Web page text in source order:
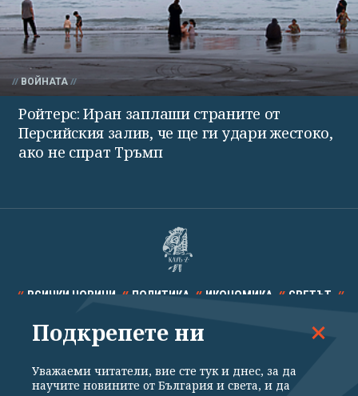
ВОЙНАТА
Ройтерс: Иран заплаши страните от
Персийския залив, че ще ги удари жестоко,
ако не спрат Тръмп
ВСИЧКИ НОВИНИ ПОЛИТИКА ИКОНОМИКА СВЕТЪТ
СПОРТ КУЛТУРА ТЕХНОЛОГИИ КАЛЕЙДОСКОП
Подкрепете ни
Уважаеми читатели, вие сте тук и днес, за да
научите новините от България и света, и да